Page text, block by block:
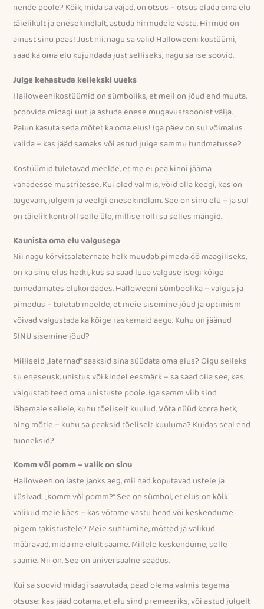
nende poole? Kõik, mida sa vajad, on otsus – otsus elada oma elu
täielikult ja enesekindlalt, astuda hirmudele vastu. Hirmud on
ainust sinu peas! Just nii, nagu sa valid Halloweeni kostüümi,
saad ka oma elu kujundada just selliseks, nagu sa ise soovid.
Julge kehastuda kellekski uueks
Halloweenikostüümid on sümboliks, et meil on jõud end muuta,
proovida midagi uut ja astuda enese mugavustsoonist välja.
Palun kasuta seda mõtet ka oma elus! Iga päev on sul võimalus
valida – kas jääd samaks või astud julge sammu tundmatusse?
Kostüümid tuletavad meelde, et me ei pea kinni jääma
vanadesse mustritesse. Kui oled valmis, võid olla keegi, kes on
tugevam, julgem ja veelgi enesekindlam. See on sinu elu – ja sul
on täielik kontroll selle üle, millise rolli sa selles mängid.
Kaunista oma elu valgusega
Nii nagu kõrvitsalaternate helk muudab pimeda öö maagiliseks,
on ka sinu elus hetki, kus sa saad luua valguse isegi kõige
tumedamates olukordades. Halloweeni sümboolika – valgus ja
pimedus – tuletab meelde, et meie sisemine jõud ja optimism
võivad valgustada ka kõige raskemaid aegu. Kuhu on jäänud
SINU sisemine jõud?
Milliseid „laternad” saaksid sina süüdata oma elus? Olgu selleks
su eneseusk, unistus või kindel eesmärk – sa saad olla see, kes
valgustab teed oma unistuste poole. Iga samm viib sind
lähemale sellele, kuhu tõeliselt kuulud. Võta nüüd korra hetk,
ning mõtle – kuhu sa peaksid tõeliselt kuuluma? Kuidas seal end
tunneksid?
Komm või pomm – valik on sinu
Halloween on laste jaoks aeg, mil nad koputavad ustele ja
küsivad: „Komm või pomm?” See on sümbol, et elus on kõik
valikud meie käes – kas võtame vastu head või keskendume
pigem takistustele? Meie suhtumine, mõtted ja valikud
määravad, mida me elult saame. Millele keskendume, selle
saame. Nii on. See on universaalne seadus.
Kui sa soovid midagi saavutada, pead olema valmis tegema
otsuse: kas jääd ootama, et elu sind premeeriks, või astud julgelt